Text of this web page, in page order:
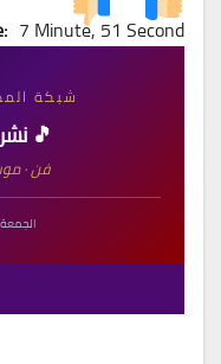
7 Minute, 51 Second
شبكة
🎵
فن ·
الجمعة 19 يونيو 2026 | بروكسل